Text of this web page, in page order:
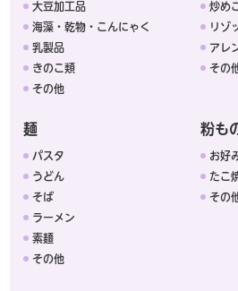
大豆加工品
海藻・乾物・こんにゃく
乳製品
きのこ類
その他
炒め
リゾ
アレ
その
麺
パスタ
うどん
そば
ラーメン
素麺
その他
粉も
お好
たこ
その